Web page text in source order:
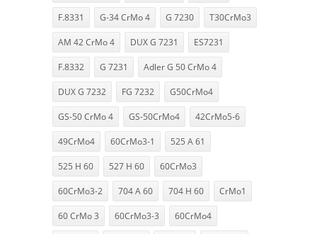
F.8331 G-34 CrMo 4 G 7230 T30CrMo3
AM 42 CrMo 4 DUX G 7231 ES7231
F.8332 G 7231 Adler G 50 CrMo 4
DUX G 7232 FG 7232 G50CrMo4
GS-50 CrMo 4 GS-50CrMo4 42CrMo5-6
49CrMo4 60CrMo3-1 525 A 61
525 H 60 527 H 60 60CrMo3
60CrMo3-2 704 A 60 704 H 60 CrMo1
60 CrMo 3 60CrMo3-3 60CrMo4